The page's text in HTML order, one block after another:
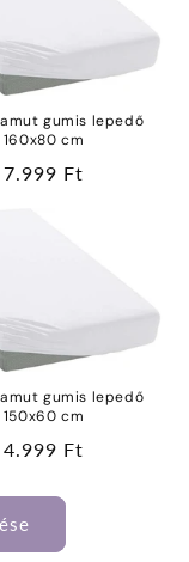
gumis lepedő
160x80 cm
Normál
7.999 Ft
gumis lepedő
150x60 cm
Normál
4.999 Ft